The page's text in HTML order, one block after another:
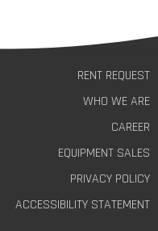
RENT REQUEST
WHO WE ARE
CAREER
EQUIPMENT SALES
PRIVACY POLICY
ACCESSIBILITY STATEMENT